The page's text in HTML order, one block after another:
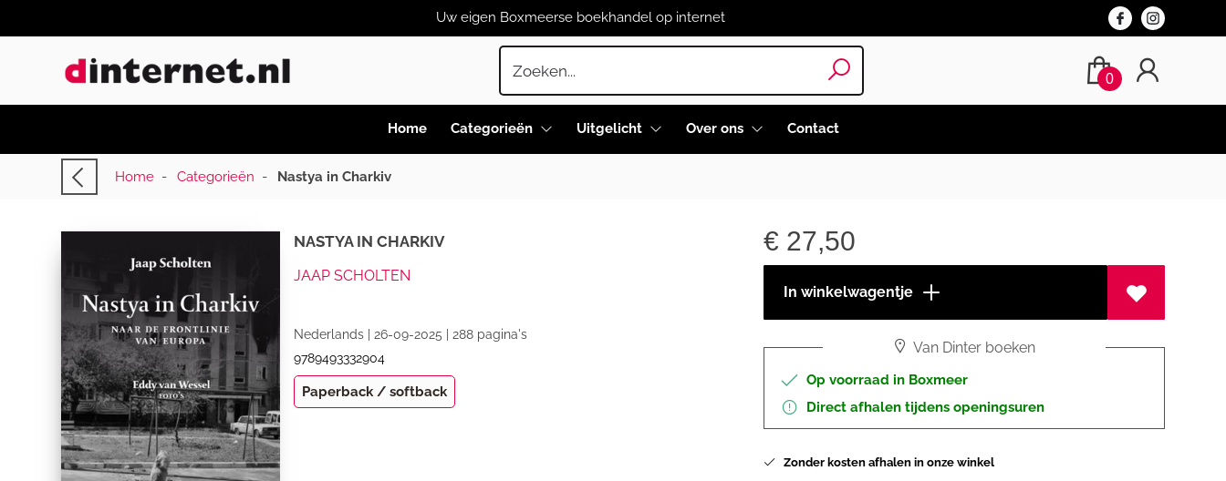
Uw eigen Boxmeerse boekhandel op internet
0
Home Categorieën Uitgelicht Over ons Contact
Home - Categorieën - Nastya in Charkiv
NASTYA IN CHARKIV
JAAP SCHOLTEN
Nederlands | 26-09-2025 | 288 pagina's
9789493332904
Paperback / softback
€ 27,50
In winkelwagentje
Van Dinter boeken
Op voorraad in Boxmeer
Direct afhalen tijdens openingsuren
Zonder kosten afhalen in onze winkel